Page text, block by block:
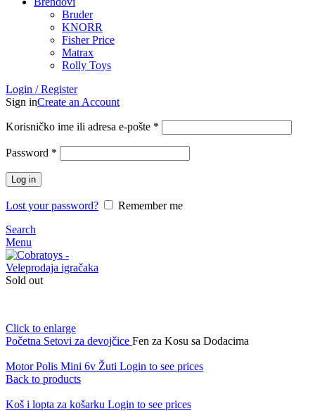
Bruder
KNORR
Fisher Price
Matrax
Rolly Toys
Login / Register
Sign inCreate an Account
Korisničko ime ili adresa e-pošte *
Password *
Log in
Lost your password?
Remember me
Search
Menu
Sold out
Click to enlarge
Početna Setovi za devojčice Fen za Kosu sa Dodacima
Motor Polis Mini 6v Žuti Login to see prices
Back to products
Koš i lopta za košarku Login to see prices